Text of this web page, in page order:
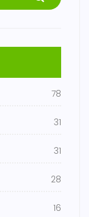
78
31
31
28
16